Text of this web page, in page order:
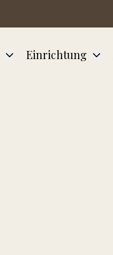
Einrichtung